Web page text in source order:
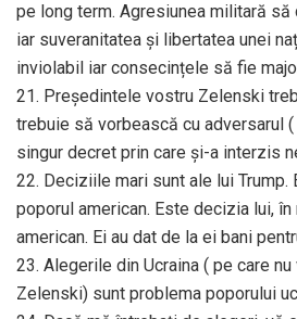
pe long term. Agresiunea militară
iar suveranitatea și libertatea unei
inviolabil iar consecințele să fie
21. Președintele vostru Zelenski
trebuie să vorbească cu adversarul
singur decret prin care și-a interzis
22. Deciziile mari sunt ale lui Trump.
poporul american. Este decizia lui,
american. Ei au dat de la ei bani
23. Alegerile din Ucraina ( pe care
Zelenski) sunt problema poporului